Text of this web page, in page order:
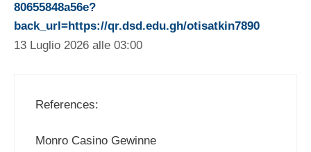
80655848a56e?
back_url=https://qr.dsd.edu.gh/otisatkin7890
13 Luglio 2026 alle 03:00
References:
Monro Casino Gewinne